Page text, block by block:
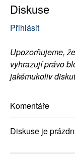
Diskuse
Přihlásit
Upozorňujeme,
vyhrazují právo
jakémukoliv
Komentáře
Diskuse je